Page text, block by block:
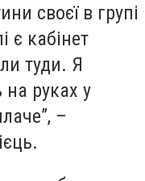
своєї в групі
є кабінет
туди. Я
на руках у
–